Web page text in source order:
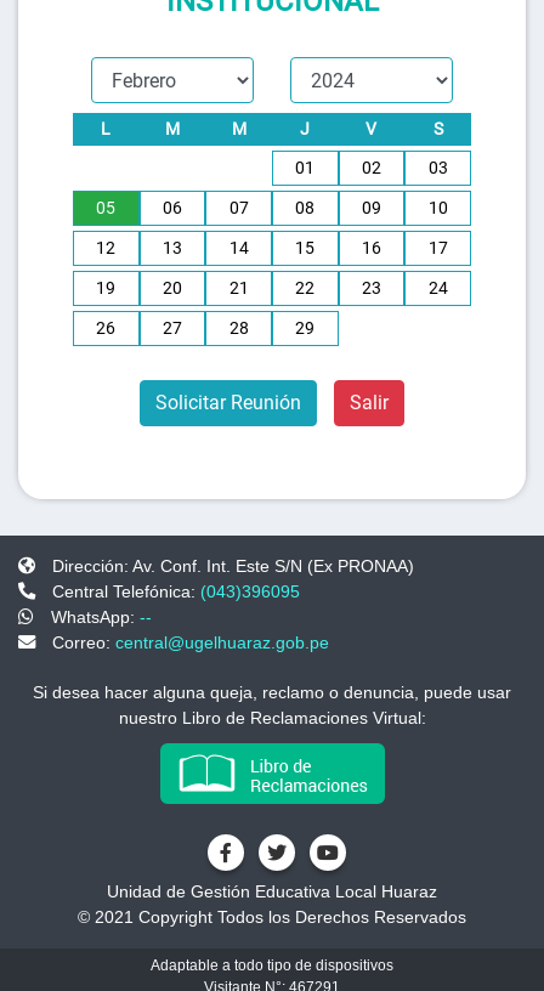
L M M J V
S
01
02
03
05
06 07 08 09
10
12
13 14 15 16
17
19
20 21 22 23
24
26
27 28 29
Solicitar Reunión Salir
Dirección: Av. Conf. Int. Este S/N (Ex PRONAA)
Central Telefónica: (043)396095
WhatsApp: --
Correo: central@ugelhuaraz.gob.pe
Si desea hacer alguna queja, reclamo o denuncia, puede usar
nuestro Libro de Reclamaciones Virtual:
Unidad de Gestión Educativa Local Huaraz
© 2021 Copyright Todos los Derechos Reservados
Adaptable a todo tipo de dispositivos
Visitante N°: 467291